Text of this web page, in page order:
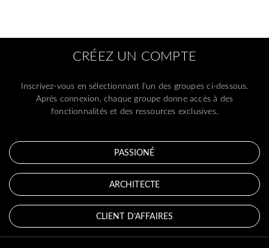
CRÉEZ UN COMPTE
Inscrivez-vous en sélectionnant l'un des groupes ci-dessous.
Après connexion, chaque groupe donne accès à des
fonctionnalités et des ressources exclusives.
PASSIONÉ
ARCHITECTE
CLIENT D’AFFAIRES